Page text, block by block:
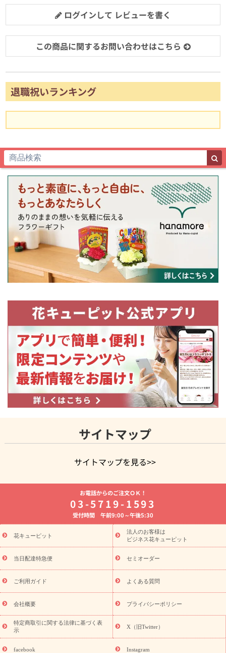
ログインして レビューを書く
この商品に関するお問い合わせはこちら
退職祝いランキング
サイトマップ
サイトマップを見る>>
よく贈られる花
お祝いの花特集
誕生日フラワーギフト特集
8月の誕生花(トルコキキョウ)
開店・開業祝い
お供え・お悔やみ お供え・お悔やみの花
通夜・葬儀に贈る花 胡蝶蘭・花鉢
ーブドフラワー
季節のイベント
ひまわり ギフト・プレゼント
特集
お盆 花（新盆・初盆） 季節のイベント
お盆 花（新
盆・初盆）
お盆 花（新盆・初盆）
お盆・お供え 花とセットギ
フト
お盆・お供え プリザーブドフラワー
ひまわり ギフト・プ
レゼント特集
夏の花贈り・お中元・暑中見舞い 花のギフト特集
敬老の日におくる花ギフト・プレゼント特集
花ギフト・プレゼント特集
敬老の日 花のおすすめランキング
敬
老の日 花鉢植えのギフト・プレゼント特集
敬老の日 花とセットギ
フト・プレゼント特集
敬老の日の花 全てのギフト一覧
キャン
ペーン
映画『ウォーターガーディアンズ』コラボキャンペーン
「きょう誕生日なんです」キャンペーン
誕生日の花を探す
誕生日フラワーギフト 誕生日フラワーギフト特集
お電話からのご注文ＯＫ！
03-5719-1593
受付時間 午前9:00～午後5:30
花キューピット
法人のお客様は
ビジネス花キューピット
当日配達特急便 セミオーダー
ご利用ガイド よくある質問
会社概要 プライバシーポリシー
特定商取引に関する法律に基づく表
示
X（旧Twitter）
facebook Instagram